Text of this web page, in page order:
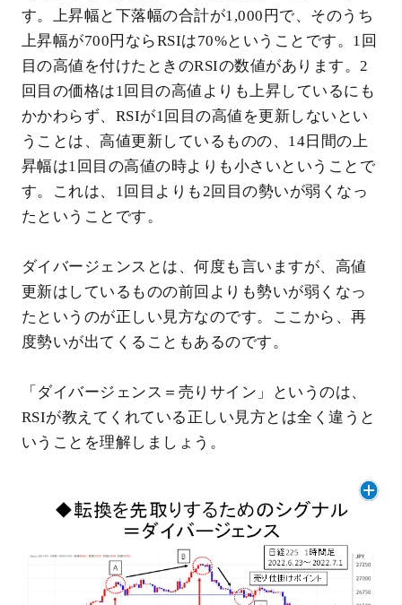
す。上昇幅と下落幅の合計が1,000円で、そのうち
上昇幅が700円ならRSIは70%ということです。1回
目の高値を付けたときのRSIの数値があります。2
回目の価格は1回目の高値よりも上昇しているにも
かかわらず、RSIが1回目の高値を更新しないとい
うことは、高値更新しているものの、14日間の上
昇幅は1回目の高値の時よりも小さいということで
す。これは、1回目よりも2回目の勢いが弱くなっ
たということです。
ダイバージェンスとは、何度も言いますが、高値
更新はしているものの前回よりも勢いが弱くなっ
たというのが正しい見方なのです。ここから、再
度勢いが出てくることもあるのです。
「ダイバージェンス＝売りサイン」というのは、
RSIが教えてくれている正しい見方とは全く違うと
いうことを理解しましょう。